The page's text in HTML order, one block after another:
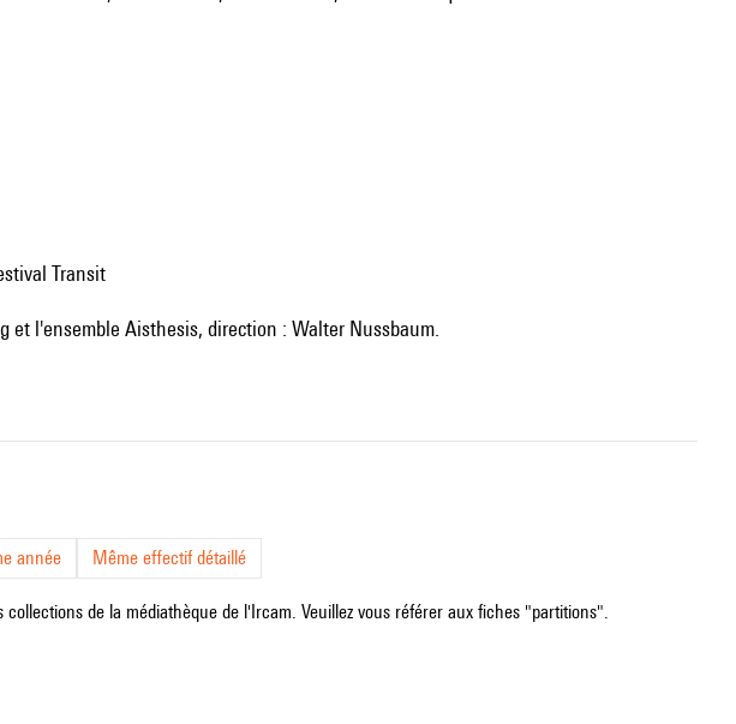
Transit
et l'ensemble Aisthesis, direction : Walter Nussbaum.
année Même effectif détaillé
de la médiathèque de l'Ircam. Veuillez vous référer aux fiches "partitions".